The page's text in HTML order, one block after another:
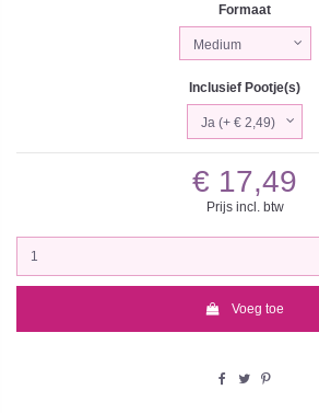
Formaat
Inclusief Pootje(s)
€ 17,49
Prijs incl. btw
Voeg toe